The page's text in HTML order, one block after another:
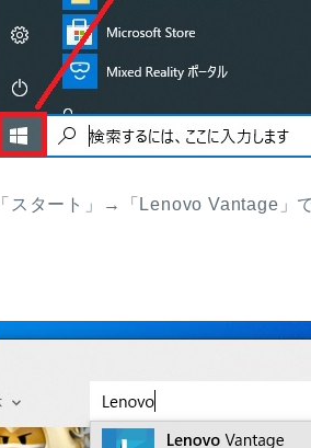
「スタート」→「Lenovo Vantage」